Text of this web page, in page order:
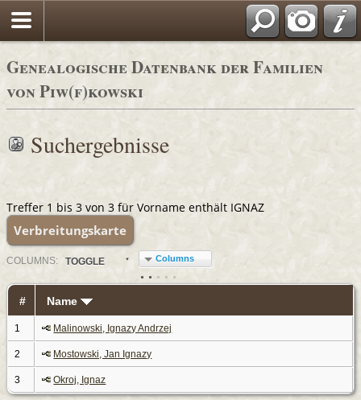
Genealogische Datenbank der Familien
von Piw(f)kowski
Suchergebnisse
Treffer 1 bis 3 von 3 für Vorname enthält IGNAZ
Verbreitungskarte
COLUMN S: TOGGLE Columns
# Name
1 Malinowski, Ignazy Andrzej
2 Mostowski, Jan Ignazy
3 Okroj, Ignaz